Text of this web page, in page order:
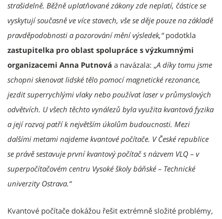
strašidelně. Běžně uplatňované zákony zde neplatí, částice se
vyskytují současně ve více stavech, vše se děje pouze na základě
pravděpodobnosti a pozorování mění výsledek,“podotkla
zastupitelka pro oblast spolupráce s výzkumnými
organizacemi Anna Putnová a navázala: „A díky tomu jsme
schopni skenovat lidské tělo pomocí magnetické rezonance,
jezdit superrychlými vlaky nebo používat laser v průmyslových
odvětvích. U všech těchto vynálezů byla využita kvantová fyzika
a její rozvoj patří k největším úkolům budoucnosti. Mezi
dalšími metami najdeme kvantové počítače. V České republice
se právě sestavuje první kvantový počítač s názvem VLQ – v
superpočítačovém centru Vysoké školy báňské – Technické
univerzity Ostrava.“
Kvantové počítače dokážou řešit extrémně složité problémy,